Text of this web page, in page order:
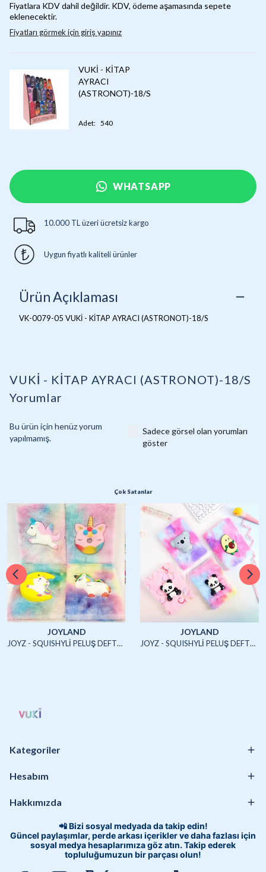
Fiyatlara KDV dahil değildir. KDV, ödeme aşamasında sepete
eklenecektir.
Fiyatları görmek için giriş yapınız
VUKİ - KİTAP
AYRACI
(ASTRONOT)-18/S
Adet: 540
WHATSAPP
10.000 TL üzeri ücretsiz kargo
Uygun fiyatlı kaliteli ürünler
Ürün Açıklaması
VK-0079-05 VUKİ - KİTAP AYRACI (ASTRONOT)-18/S
VUKİ - KİTAP AYRACI (ASTRONOT)-18/S
Yorumlar
Bu ürün için henüz yorum
yapılmamış.
Sadece görsel olan yorumları
göster
Çok Satanlar
JOYLAND
JOYZ - SQUISHYLİ PELUŞ DEFTER A5 (UNICORN2)-4/S
JOYLAND
JOYZ - SQUISHYLİ PELUŞ DEFTER A5 (HAYVANLAR)-4/S
Kategoriler
Hesabım
Hakkımızda
📲 Bizi sosyal medyada da takip edin!
Güncel paylaşımlar, perde arkası içerikler ve daha fazlası için
sosyal medya hesaplarımıza göz atın. Takip ederek
topluluğumuzun bir parçası olun!